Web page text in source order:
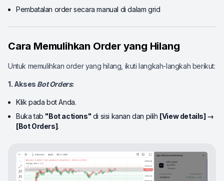
Pembatalan order secara manual di dalam grid
Cara Memulihkan Order yang Hilang
Untuk memulihkan order yang hilang, ikuti langkah-langkah berikut:
1. Akses Bot Orders:
Klik pada bot Anda.
Buka tab "Bot actions" di sisi kanan dan pilih [View details] →
[Bot Orders].